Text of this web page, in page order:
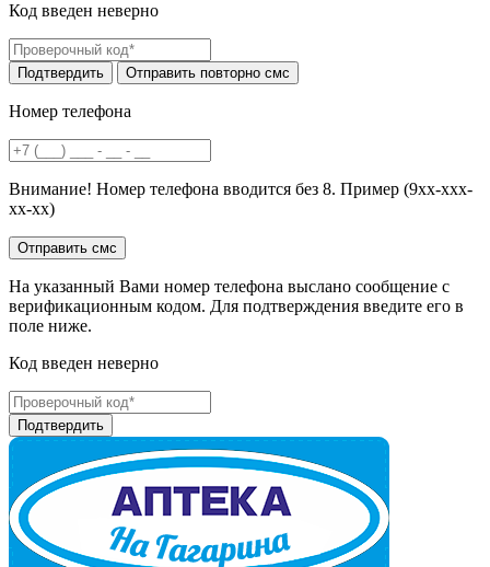
Код введен неверно
Номер телефона
Внимание! Номер телефона вводится без 8. Пример (9хх-ххх-
хх-хх)
На указанный Вами номер телефона выслано сообщение с
верификационным кодом. Для подтверждения введите его в
поле ниже.
Код введен неверно